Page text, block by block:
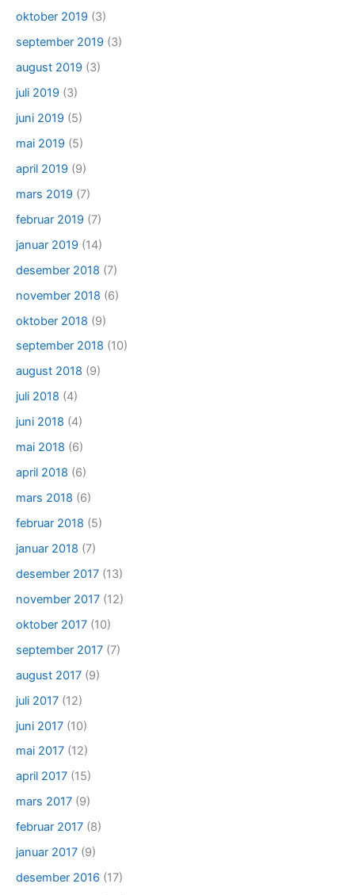
oktober 2019 (3)
september 2019 (3)
august 2019 (3)
juli 2019 (3)
juni 2019 (5)
mai 2019 (5)
april 2019 (9)
mars 2019 (7)
februar 2019 (7)
januar 2019 (14)
desember 2018 (7)
november 2018 (6)
oktober 2018 (9)
september 2018 (10)
august 2018 (9)
juli 2018 (4)
juni 2018 (4)
mai 2018 (6)
april 2018 (6)
mars 2018 (6)
februar 2018 (5)
januar 2018 (7)
desember 2017 (13)
november 2017 (12)
oktober 2017 (10)
september 2017 (7)
august 2017 (9)
juli 2017 (12)
juni 2017 (10)
mai 2017 (12)
april 2017 (15)
mars 2017 (9)
februar 2017 (8)
januar 2017 (9)
desember 2016 (17)